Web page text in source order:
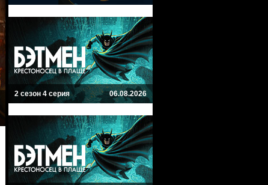
2 сезон 4 серия 06.08.2026